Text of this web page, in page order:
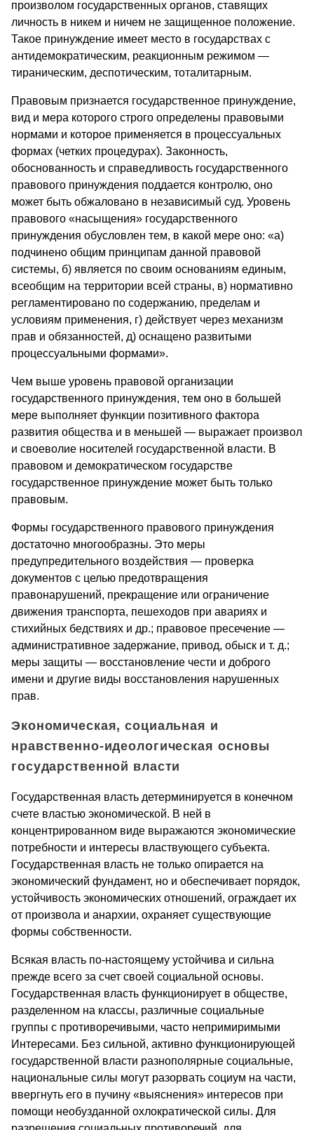
произволом государственных органов, ставящих
личность в никем и ничем не защищенное положение.
Такое принуждение имеет место в государствах с
антидемократическим, реакционным режимом —
тираническим, деспотическим, тоталитарным.
Правовым признается государственное принуждение,
вид и мера которого строго определены правовыми
нормами и которое применяется в процессуальных
формах (четких процедурах). Законность,
обоснованность и справедливость государственного
правового принуждения поддается контролю, оно
может быть обжаловано в независимый суд. Уровень
правового «насыщения» государственного
принуждения обусловлен тем, в какой мере оно: «а)
подчинено общим принципам данной правовой
системы, б) является по своим основаниям единым,
всеобщим на территории всей страны, в) нормативно
регламентировано по содержанию, пределам и
условиям применения, г) действует через механизм
прав и обязанностей, д) оснащено развитыми
процессуальными формами».
Чем выше уровень правовой организации
государственного принуждения, тем оно в большей
мере выполняет функции позитивного фактора
развития общества и в меньшей — выражает произвол
и своеволие носителей государственной власти. В
правовом и демократическом государстве
государственное принуждение может быть только
правовым.
Формы государственного правового принуждения
достаточно многообразны. Это меры
предупредительного воздействия — проверка
документов с целью предотвращения
правонарушений, прекращение или ограничение
движения транспорта, пешеходов при авариях и
стихийных бедствиях и др.; правовое пресечение —
административное задержание, привод, обыск и т. д.;
меры защиты — восстановление чести и доброго
имени и другие виды восстановления нарушенных
прав.
Экономическая, социальная и
нравственно-идеологическая основы
государственной власти
Государственная власть детерминируется в конечном
счете властью экономической. В ней в
концентрированном виде выражаются экономические
потребности и интересы властвующего субъекта.
Государственная власть не только опирается на
экономический фундамент, но и обеспечивает порядок,
устойчивость экономических отношений, ограждает их
от произвола и анархии, охраняет существующие
формы собственности.
Всякая власть по-настоящему устойчива и сильна
прежде всего за счет своей социальной основы.
Государственная власть функционирует в обществе,
разделенном на классы, различные социальные
группы с противоречивыми, часто непримиримыми
Интересами. Без сильной, активно функционирующей
государственной власти разнополярные социальные,
национальные силы могут разорвать социум на части,
ввергнуть его в пучину «выяснения» интересов при
помощи необузданной охлократической силы. Для